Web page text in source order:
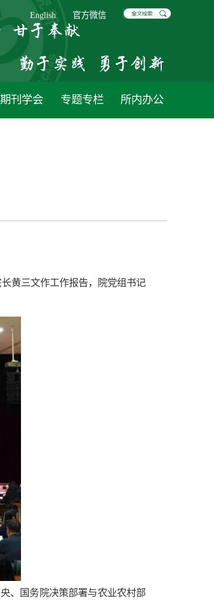
English 官方微信
期刊学会 专题专栏 所内办公
黄三文作工作报告，院党组书记
、国务院决策部署与农业农村部